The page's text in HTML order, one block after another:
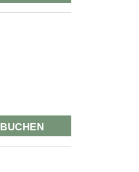
BUCHEN